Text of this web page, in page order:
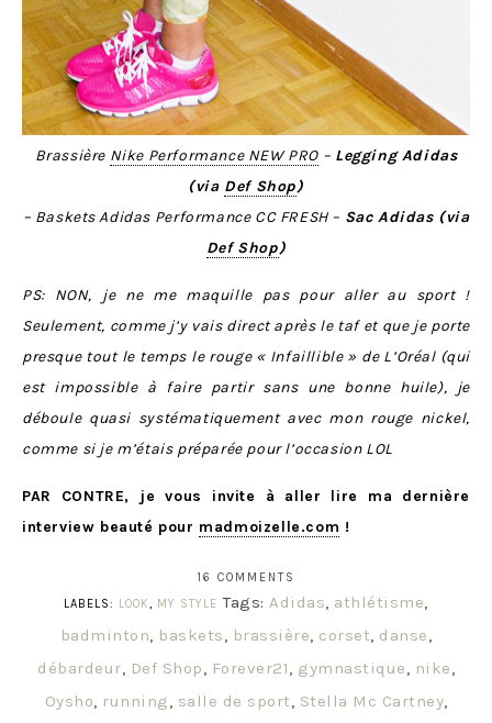
Brassière Nike Performance NEW PRO – Legging Adidas
(via Def Shop)
– Baskets Adidas Performance CC FRESH – Sac Adidas (via
Def Shop)
PS: NON, je ne me maquille pas pour aller au sport !
Seulement, comme j’y vais direct après le taf et que je porte
presque tout le temps le rouge « Infaillible » de L’Oréal (qui
est impossible à faire partir sans une bonne huile), je
déboule quasi systématiquement avec mon rouge nickel,
comme si je m’étais préparée pour l’occasion LOL
PAR CONTRE, je vous invite à aller lire ma dernière
interview beauté pour madmoizelle.com !
16 COMMENTS
LABELS:
LOOK, MY STYLE Tags:Adidas, athlétisme,
badminton, baskets, brassière, corset, danse,
débardeur, Def Shop, Forever21, gymnastique, nike,
Oysho, running, salle de sport, Stella Mc Cartney,